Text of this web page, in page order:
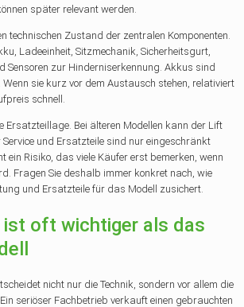
später relevant werden.
technischen Zustand der zentralen Komponenten.
Ladeeinheit, Sitzmechanik, Sicherheitsgurt,
Sensoren zur Hinderniserkennung. Akkus sind
sie kurz vor dem Austausch stehen, relativiert
schnell.
Ersatzteillage. Bei älteren Modellen kann der Lift
Service und Ersatzteile sind nur eingeschränkt
ein Risiko, das viele Käufer erst bemerken, wenn
Fragen Sie deshalb immer konkret nach, wie
und Ersatzteile für das Modell zusichert.
ist oft wichtiger als das
nicht nur die Technik, sondern vor allem die
seriöser Fachbetrieb verkauft einen gebrauchten